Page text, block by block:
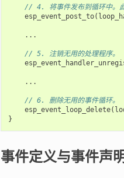
// 4. 将事件发布到循环中。此
esp_event_post_to(
...
// 5. 注销无用的处理程序。
...
// 6. 删除无用的事件循环。
esp_event_loop_delete(
}
事件定义与事件声